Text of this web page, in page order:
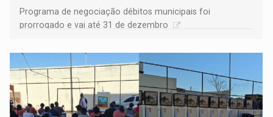
Programa de negociação débitos municipais foi
prorrogado e vai até 31 de dezembro